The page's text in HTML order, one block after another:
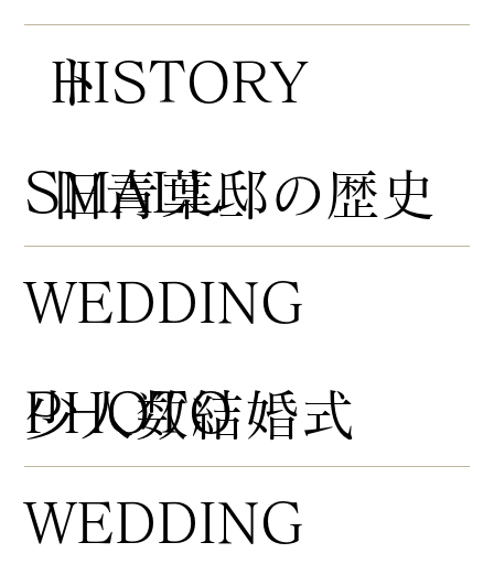
HISTORY
​旧青葉邸の歴史
ト
​少人数結婚式
​SMALL
WEDDING
PHOTO
WEDDING